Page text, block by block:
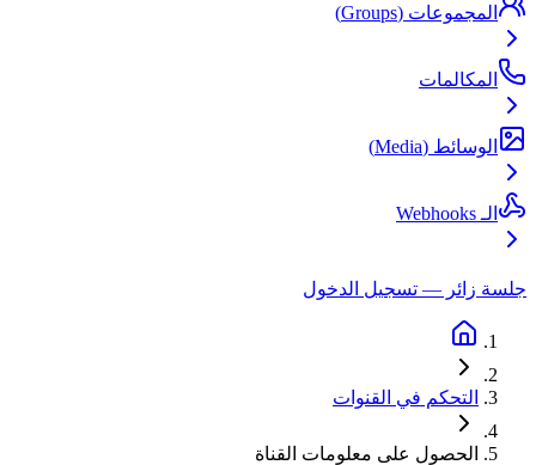
المجموعات (Groups)
المكالمات
الوسائط (Media)
الـ Webhooks
جلسة زائر — تسجيل الدخول
التحكم في القنوات
الحصول على معلومات القناة